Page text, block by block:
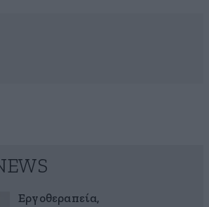
Εργοθεραπεία,